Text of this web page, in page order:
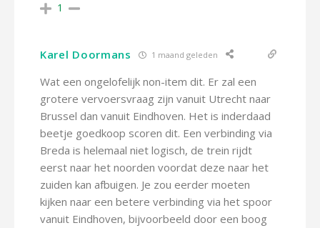
1
Karel Doormans 1 maand geleden
Wat een ongelofelijk non-item dit. Er zal een
grotere vervoersvraag zijn vanuit Utrecht naar
Brussel dan vanuit Eindhoven. Het is inderdaad
beetje goedkoop scoren dit. Een verbinding via
Breda is helemaal niet logisch, de trein rijdt
eerst naar het noorden voordat deze naar het
zuiden kan afbuigen. Je zou eerder moeten
kijken naar een betere verbinding via het spoor
vanuit Eindhoven, bijvoorbeeld door een boog